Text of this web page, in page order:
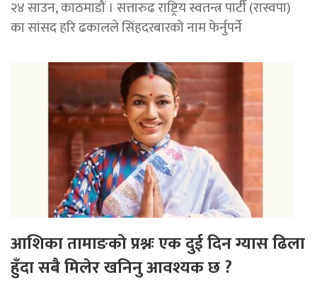
२४ साउन, काठमाडौं । सत्तारुढ राष्ट्रिय स्वतन्त्र पार्टी (रास्वपा)
का सांसद हरि ढकालले सिंहदरबारको नाम फेर्नुपर्ने
आशिका तामाङको प्रश्नः एक दुई दिन ग्यास ढिला
हुँदा सबै मिलेर खनिनु आवश्यक छ ?